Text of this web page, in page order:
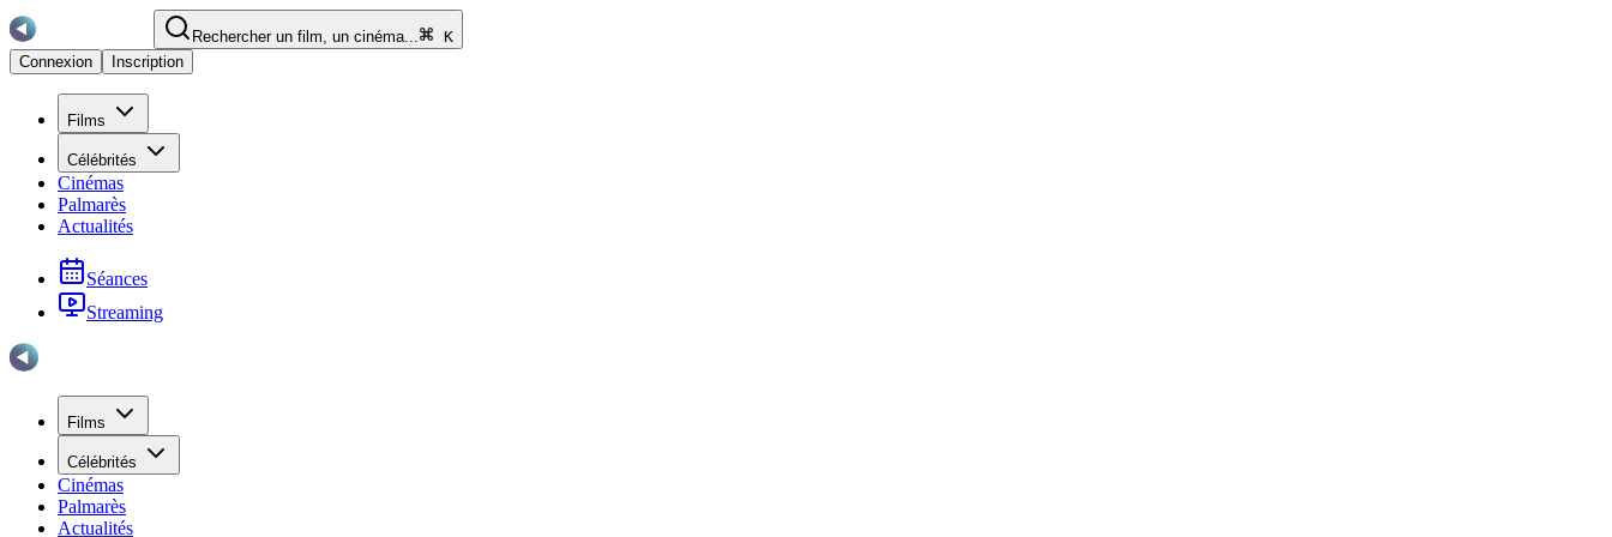
Rechercher un film, un cinéma...
K
Connexion
Inscription
Films
Célébrités
Cinémas
Palmarès
Actualités
Séances
Streaming
Films
Célébrités
Cinémas
Palmarès
Actualités